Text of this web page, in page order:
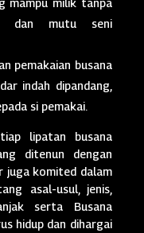
dan mutu seni
pemakaian busana
indah dipandang,
si pemakai.
lipatan busana
ditenun dengan
juga komited dalam
asal-usul, jenis,
serta Busana
hidup dan dihargai